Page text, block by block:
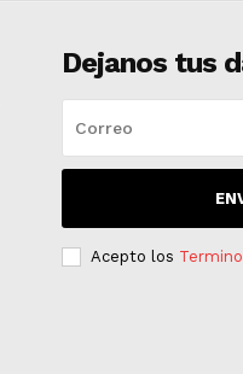
Dejanos tus
Acepto los